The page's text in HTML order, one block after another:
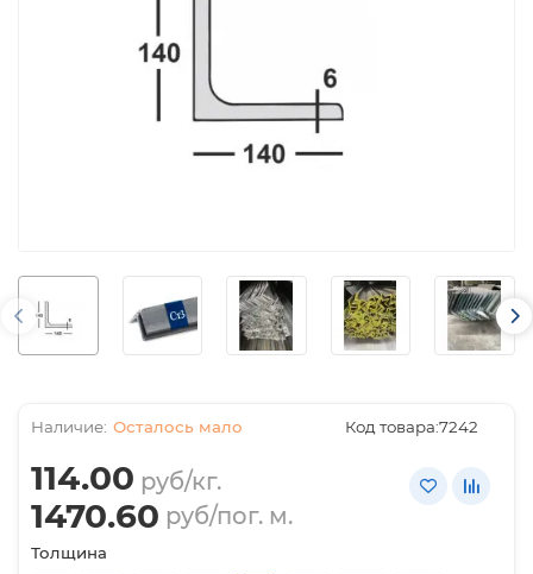
Осталось мало Код товара:7242
114.00 руб/кг.
1470.60 руб/пог. м.
Толщина